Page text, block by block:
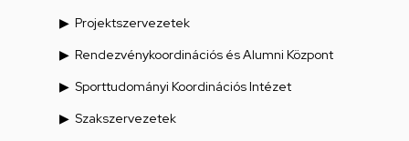
Projektszervezetek
Rendezvénykoordinációs és Alumni Központ
Sporttudományi Koordinációs Intézet
Szakszervezetek